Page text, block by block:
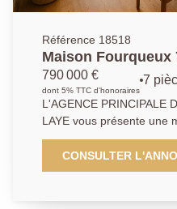
Référence 18518
Maison Fourqueux
790 000 €
dont 5% TTC d'honoraires
7
L'AGENCE PRINCIPALE
LAYE vous présente une
chambres de 140 m2
terrain clos de 521 m2.
près de 40 m2ouvrant sur
CONSULTER